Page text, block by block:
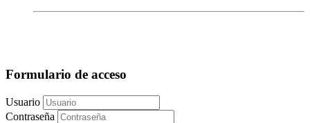
Formulario de acceso
Usuario
Contraseña